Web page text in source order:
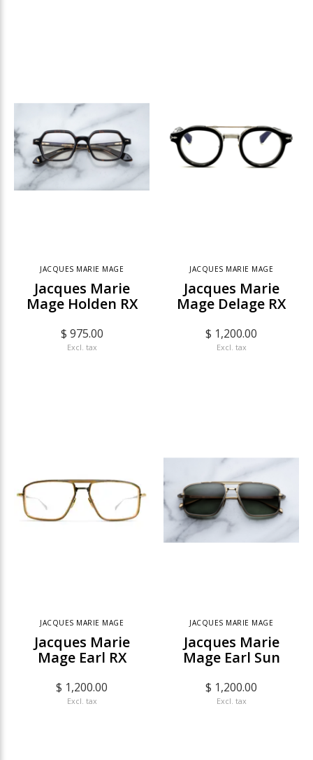
JACQUES MARIE MAGE
Jacques Marie
Mage Holden RX
$ 975.00
Excl. tax
JACQUES MARIE MAGE
Jacques Marie
Mage Delage RX
$ 1,200.00
Excl. tax
JACQUES MARIE MAGE
Jacques Marie
Mage Earl RX
$ 1,200.00
Excl. tax
JACQUES MARIE MAGE
Jacques Marie
Mage Earl Sun
$ 1,200.00
Excl. tax